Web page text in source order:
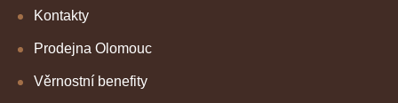
Kontakty
Prodejna Olomouc
Věrnostní benefity